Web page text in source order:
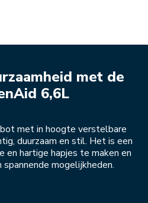
met de
6,6L
met in hoogte verstelbare
duurzaam en stil. Het is een
hartige hapjes te maken en
spannende mogelijkheden.